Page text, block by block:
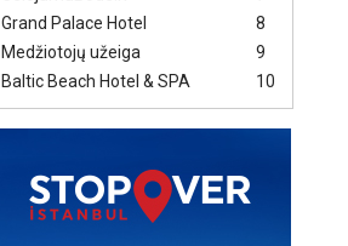
8
Grand Palace Hotel
9
Medžiotojų užeiga
10
Baltic Beach Hotel & SPA